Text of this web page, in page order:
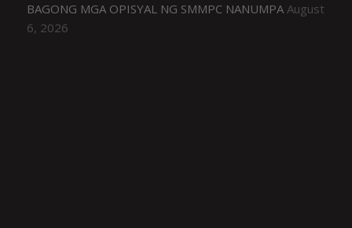
BAGONG MGA OPISYAL NG SMMPC NANUMPA August
6, 2026